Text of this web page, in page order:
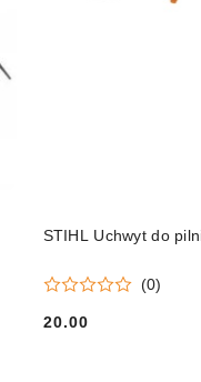
STIHL Uchwyt do
(0)
Cena:
20.00